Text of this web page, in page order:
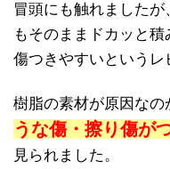
冒頭にも触れました
もそのままドカッと
傷つきやすいというレ
樹脂の素材が原因なの
うな傷・擦り傷が
見られました。